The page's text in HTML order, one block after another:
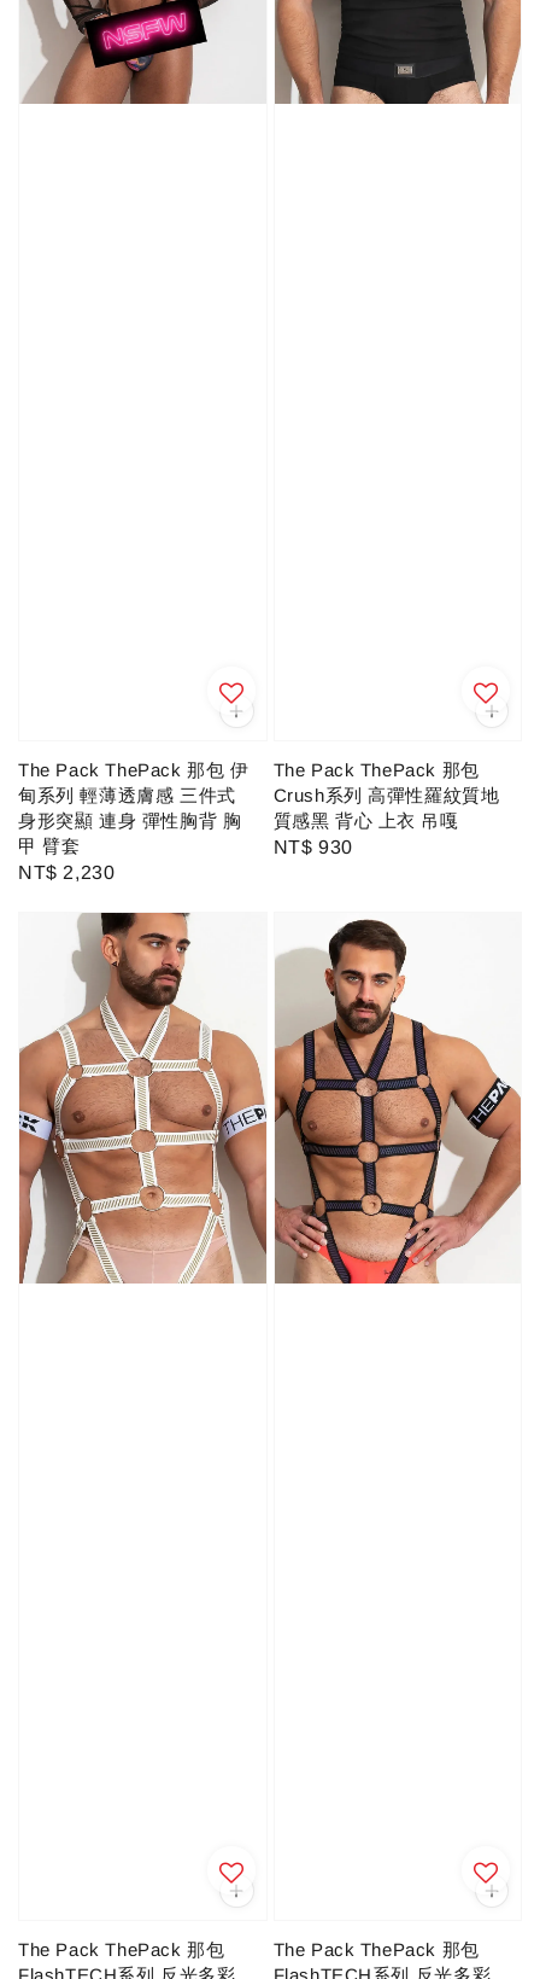
The Pack ThePack 那包 伊
甸系列 輕薄透膚感 三件式
身形突顯 連身 彈性胸背 胸
甲 臂套
Regular
NT$ 2,230
The Pack ThePack 那包
Crush系列 高彈性羅紋質地
質感黑 背心 上衣 吊嘎
Regular
NT$ 930
The Pack ThePack 那包
FlashTECH系列 反光多彩
The Pack ThePack 那包
FlashTECH系列 反光多彩